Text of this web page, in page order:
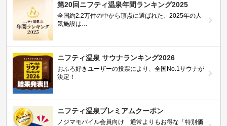
第20回ニフティ温泉年間ランキング2025
全国約2.2万件の中から頂点に選ばれた、2025年の人
気施設は…
ニフティ温泉 サウナランキング2026
おふろ好きユーザーの投票により、全国No.1サウナが
決定！
ニフティ温泉プレミアムクーポン
ノジマモバイル会員向け 通常よりもお得な「特別価